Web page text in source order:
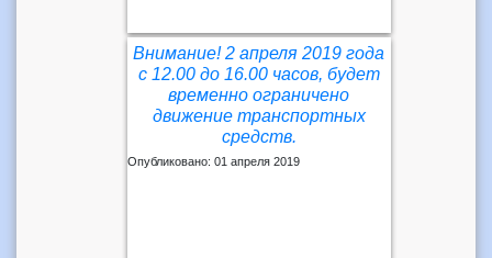
Внимание! 2 апреля 2019 года
с 12.00 до 16.00 часов, будет
временно ограничено
движение транспортных
средств.
Опубликовано: 01 апреля 2019